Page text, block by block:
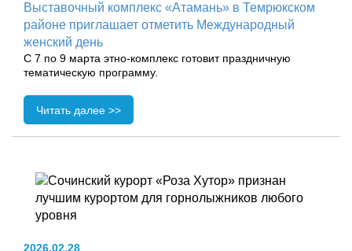
Выставочный комплекс «Атамань» в Темрюкском
районе приглашает отметить Международный
женский день
С 7 по 9 марта этно‑комплекс готовит праздничную
тематическую программу.
Читать далее >>
2026.02.28